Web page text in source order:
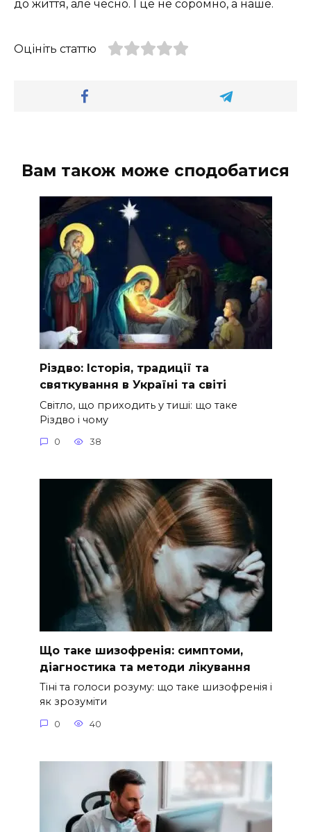
до життя, але чесно. І це не соромно, а наше.
Оцініть статтю
Вам також може сподобатися
Різдво: Історія, традиції та
святкування в Україні та світі
Світло, що приходить у тиші: що таке
Різдво і чому
0 38
Що таке шизофренія: симптоми,
діагностика та методи лікування
Тіні та голоси розуму: що таке шизофренія і
як зрозуміти
0 40